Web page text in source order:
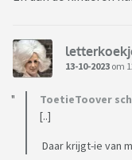
13-10-2023 om
ToetieToover
[..]
Daar krijgt-ie van